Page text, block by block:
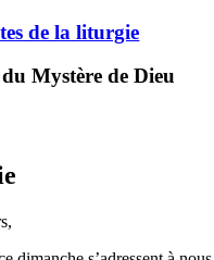
de la liturgie
du Mystère de Dieu